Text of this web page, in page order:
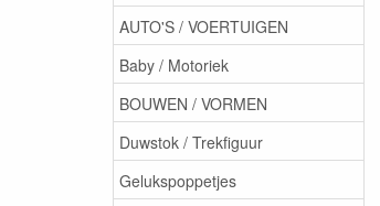
AUTO'S / VOERTUIGEN
Baby / Motoriek
BOUWEN / VORMEN
Duwstok / Trekfiguur
Gelukspoppetjes